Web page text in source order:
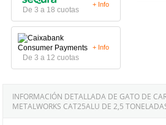
De 3 a 18 cuotas
+ Info
De 3 a 12 cuotas
+ Info
INFORMACIÓN DETALLADA DE GATO DE
METALWORKS CAT25ALU DE 2,5